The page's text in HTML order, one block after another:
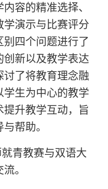
容的精准选择、
演示与比赛评分
四个问题进行了
新以及教学表达
讨了将教育理念融
学生为中心的教学
提升教学互动，旨
帮助。
青教赛与双语大
。